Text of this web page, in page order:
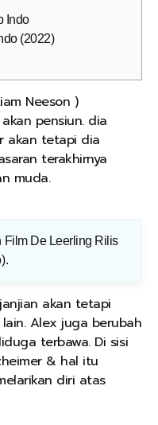
Indo
(2022)
Neeson )
pensiun. dia
akan tetapi dia
terakhirnya
muda.
Film De Leerling Rilis
.
akan tetapi
Alex juga berubah
terbawa. Di sisi
& hal itu
diri atas